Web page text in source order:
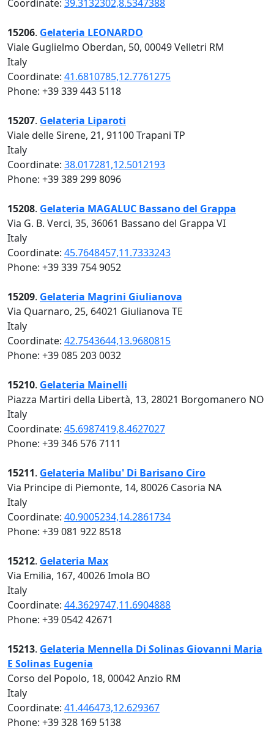
Coordinate: 39.3132302,8.5347388
15206. Gelateria LEONARDO
Viale Guglielmo Oberdan, 50, 00049 Velletri RM
Italy
Coordinate: 41.6810785,12.7761275
Phone: +39 339 443 5118
15207. Gelateria Liparoti
Viale delle Sirene, 21, 91100 Trapani TP
Italy
Coordinate: 38.017281,12.5012193
Phone: +39 389 299 8096
15208. Gelateria MAGALUC Bassano del Grappa
Via G. B. Verci, 35, 36061 Bassano del Grappa VI
Italy
Coordinate: 45.7648457,11.7333243
Phone: +39 339 754 9052
15209. Gelateria Magrini Giulianova
Via Quarnaro, 25, 64021 Giulianova TE
Italy
Coordinate: 42.7543644,13.9680815
Phone: +39 085 203 0032
15210. Gelateria Mainelli
Piazza Martiri della Libertà, 13, 28021 Borgomanero NO
Italy
Coordinate: 45.6987419,8.4627027
Phone: +39 346 576 7111
15211. Gelateria Malibu' Di Barisano Ciro
Via Principe di Piemonte, 14, 80026 Casoria NA
Italy
Coordinate: 40.9005234,14.2861734
Phone: +39 081 922 8518
15212. Gelateria Max
Via Emilia, 167, 40026 Imola BO
Italy
Coordinate: 44.3629747,11.6904888
Phone: +39 0542 42671
15213. Gelateria Mennella Di Solinas Giovanni Maria
E Solinas Eugenia
Corso del Popolo, 18, 00042 Anzio RM
Italy
Coordinate: 41.446473,12.629367
Phone: +39 328 169 5138